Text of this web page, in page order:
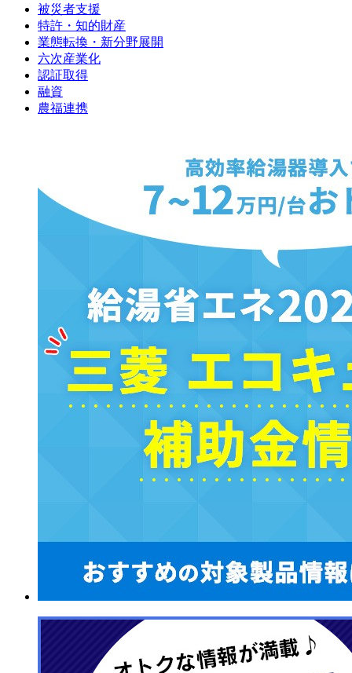
被災者支援
特許・知的財産
業態転換・新分野展開
六次産業化
認証取得
融資
農福連携